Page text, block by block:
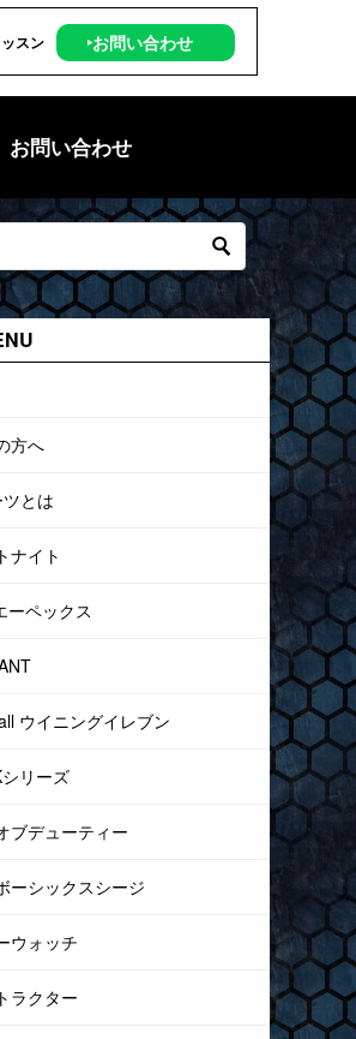
スン ‣お問い合わせ
お問い合わせ
方へ
とは
ナイト
ーペックス
ウイニングイレブン
リーズ
ブデューティー
ーシックスシージ
ウォッチ
ラクター